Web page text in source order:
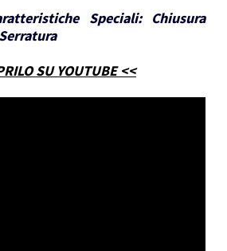
Speciali:
Chiusura
SU YOUTUBE <<